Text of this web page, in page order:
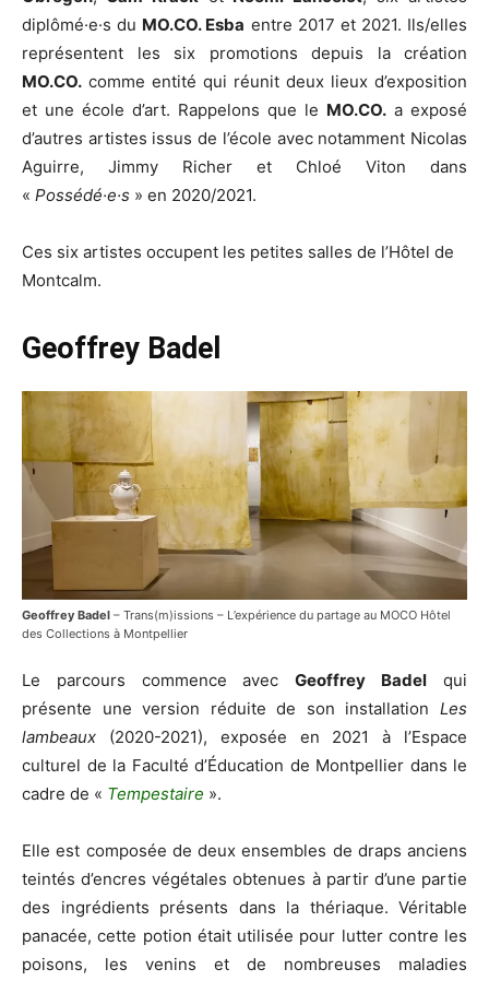
diplômé·e·s du MO.CO. Esba entre 2017 et 2021. Ils/elles
représentent les six promotions depuis la création
MO.CO. comme entité qui réunit deux lieux d’exposition
et une école d’art. Rappelons que le MO.CO. a exposé
d’autres artistes issus de l’école avec notamment Nicolas
Aguirre, Jimmy Richer et Chloé Viton dans
« Possédé·e·s » en 2020/2021.
Ces six artistes occupent les petites salles de l’Hôtel de
Montcalm.
Geoffrey Badel
Geoffrey Badel – Trans(m)issions – L’expérience du partage au MOCO Hôtel
des Collections à Montpellier
Le parcours commence avecGeoffrey Badel qui
présente une version réduite de son installation Les
lambeaux (2020-2021), exposée en 2021 à l’Espace
culturel de la Faculté d’Éducation de Montpellier dans le
cadre de « Tempestaire ».
Elle est composée de deux ensembles de draps anciens
teintés d’encres végétales obtenues à partir d’une partie
des ingrédients présents dans la thériaque. Véritable
panacée, cette potion était utilisée pour lutter contre les
poisons, les venins et de nombreuses maladies